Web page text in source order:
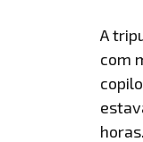
A
com
horas.